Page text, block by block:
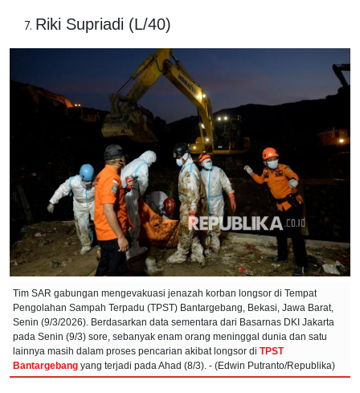
Riki Supriadi (L/40)
Tim SAR gabungan mengevakuasi jenazah korban longsor di Tempat
Pengolahan Sampah Terpadu (TPST) Bantargebang, Bekasi, Jawa Barat,
Senin (9/3/2026). Berdasarkan data sementara dari Basarnas DKI Jakarta
pada Senin (9/3) sore, sebanyak enam orang meninggal dunia dan satu
lainnya masih dalam proses pencarian akibat longsor di TPST
Bantargebang yang terjadi pada Ahad (8/3). - (Edwin Putranto/Republika)